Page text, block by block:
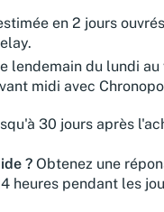
en 2 jours
lendemain du lundi
midi avec
30 jours après
? Obtenez une
heures pendant les